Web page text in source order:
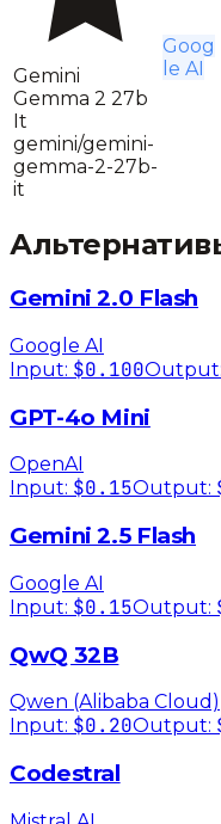
Gemini
Gemma 2 27b
It
gemini/gemini-
gemma-2-27b-
it
Goog
le AI
Gemini 2.0 Flash
Google AI
Input: $0.100Output:
GPT-4o Mini
OpenAI
Input: $0.15Output:
Gemini 2.5 Flash
Google AI
Input: $0.15Output:
QwQ 32B
Qwen (Alibaba Cloud)
Input: $0.20Output:
Codestral